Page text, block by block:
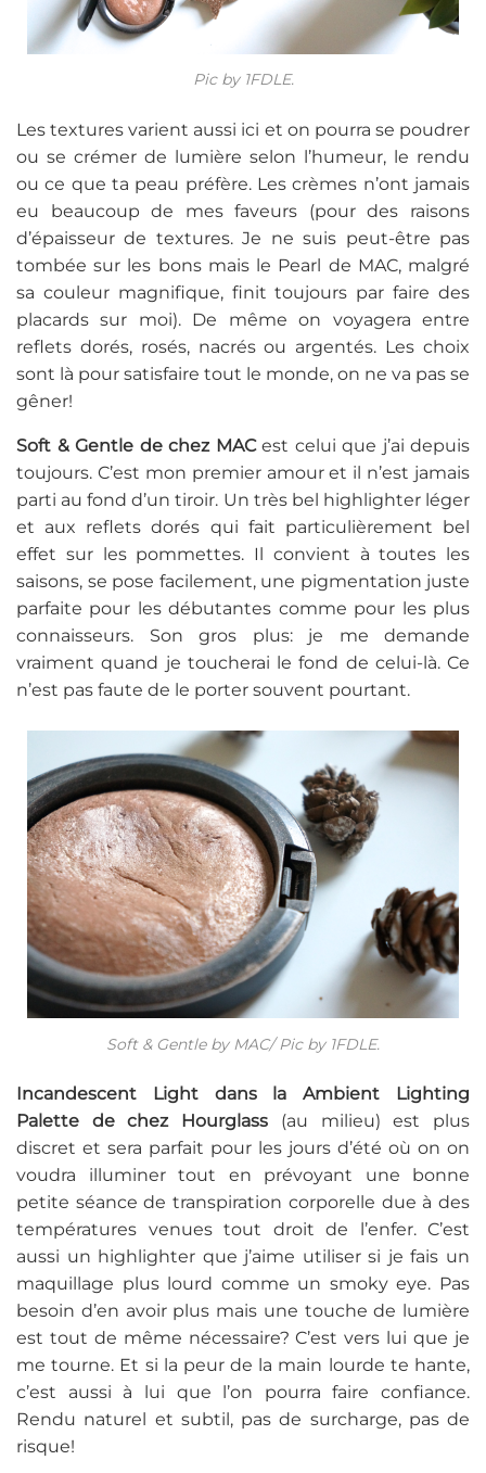
Pic by 1FDLE.
Les textures varient aussi ici et on pourra se poudrer
ou se crémer de lumière selon l’humeur, le rendu
ou ce que ta peau préfère. Les crèmes n’ont jamais
eu beaucoup de mes faveurs (pour des raisons
d’épaisseur de textures. Je ne suis peut-être pas
tombée sur les bons mais le Pearl de MAC, malgré
sa couleur magnifique, finit toujours par faire des
placards sur moi). De même on voyagera entre
reflets dorés, rosés, nacrés ou argentés. Les choix
sont là pour satisfaire tout le monde, on ne va pas se
gêner!
Soft & Gentle de chez MACest celui que j’ai depuis
toujours. C’est mon premier amour et il n’est jamais
parti au fond d’un tiroir. Un très bel highlighter léger
et aux reflets dorés qui fait particulièrement bel
effet sur les pommettes. Il convient à toutes les
saisons, se pose facilement, une pigmentation juste
parfaite pour les débutantes comme pour les plus
connaisseurs. Son gros plus: je me demande
vraiment quand je toucherai le fond de celui-là. Ce
n’est pas faute de le porter souvent pourtant.
Soft & Gentle by MAC/ Pic by 1FDLE.
Incandescent Light dans la Ambient Lighting
Palette de chez Hourglass (au milieu) est plus
discret et sera parfait pour les jours d’été où on on
voudra illuminer tout en prévoyant une bonne
petite séance de transpiration corporelle due à des
températures venues tout droit de l’enfer. C’est
aussi un highlighter que j’aime utiliser si je fais un
maquillage plus lourd comme un smoky eye. Pas
besoin d’en avoir plus mais une touche de lumière
est tout de même nécessaire? C’est vers lui que je
me tourne. Et si la peur de la main lourde te hante,
c’est aussi à lui que l’on pourra faire confiance.
Rendu naturel et subtil, pas de surcharge, pas de
risque!